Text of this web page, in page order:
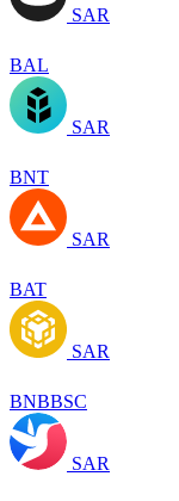
SAR
BAL
SAR
BNT
SAR
BAT
SAR
BNBBSC
SAR